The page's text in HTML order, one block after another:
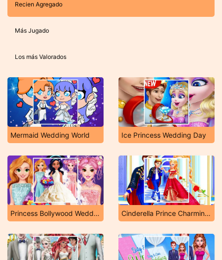
Recien Agregado
Más Jugado
Los más Valorados
Mermaid Wedding World Ice Princess Wedding Day
Princess Bollywood Wedding Planner Cinderella Prince Charming Game